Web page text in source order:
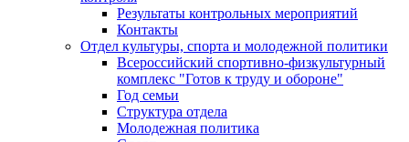
Результаты контрольных мероприятий
Контакты
Отдел культуры, спорта и молодежной политики
Всероссийский спортивно-физкультурный
комплекс "Готов к труду и обороне"
Год семьи
Структура отдела
Молодежная политика